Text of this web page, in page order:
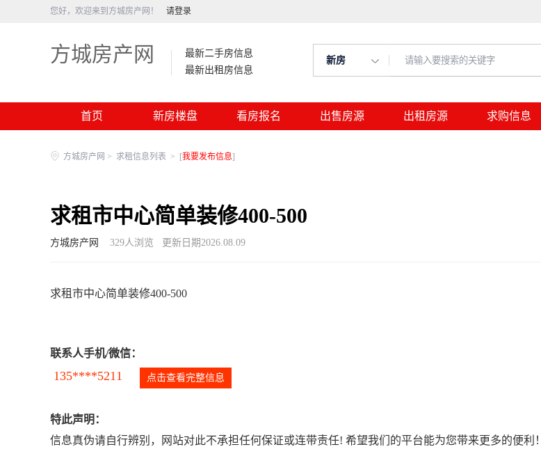
您好，欢迎来到方城房产网！ 请登录
方城房产网
最新二手房信息
最新出租房信息
新房
首页 新房楼盘 看房报名 出售房源 出租房源 求购信息
方城房产网 > 求租信息列表 > [我要发布信息]
求租市中心简单装修400-500
方城房产网 329人浏览 更新日期2026.08.09
求租市中心简单装修400-500
联系人手机/微信：
135****5211 点击查看完整信息
特此声明：
信息真伪请自行辨别，网站对此不承担任何保证或连带责任! 希望我们的平台能为您带来更多的便利！